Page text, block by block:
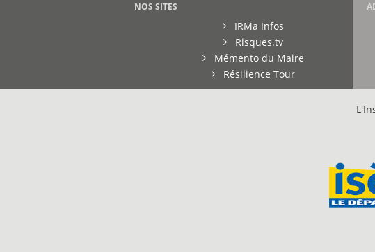
NOS SITES
IRMa Infos
Risques.tv
Mémento du Maire
Résilience Tour